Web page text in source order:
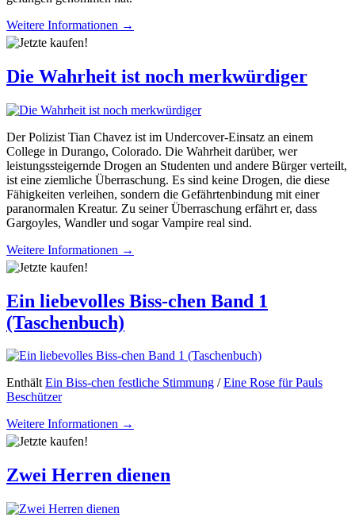
Weitere Informationen →
Die Wahrheit ist noch merkwürdiger
Der Polizist Tian Chavez ist im Undercover-Einsatz an einem
College in Durango, Colorado. Die Wahrheit darüber, wer
leistungssteigernde Drogen an Studenten und andere Bürger verteilt,
ist eine ziemliche Überraschung. Es sind keine Drogen, die diese
Fähigkeiten verleihen, sondern die Gefährtenbindung mit einer
paranormalen Kreatur. Zu seiner Überraschung erfährt er, dass
Gargoyles, Wandler und sogar Vampire real sind.
Weitere Informationen →
Ein liebevolles Biss-chen Band 1
(Taschenbuch)
EnthältEin Biss-chen festliche Stimmung /Eine Rose für Pauls
Beschützer
Weitere Informationen →
Zwei Herren dienen